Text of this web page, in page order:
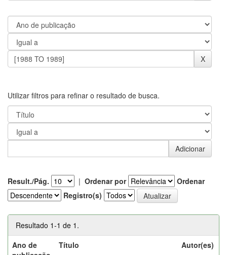
Utilizar filtros para refinar o resultado de busca.
Result./Pág. | Ordenar por
Ordenar
Registro(s)
Resultado 1-1 de 1.
Ano de
Título Autor(es)